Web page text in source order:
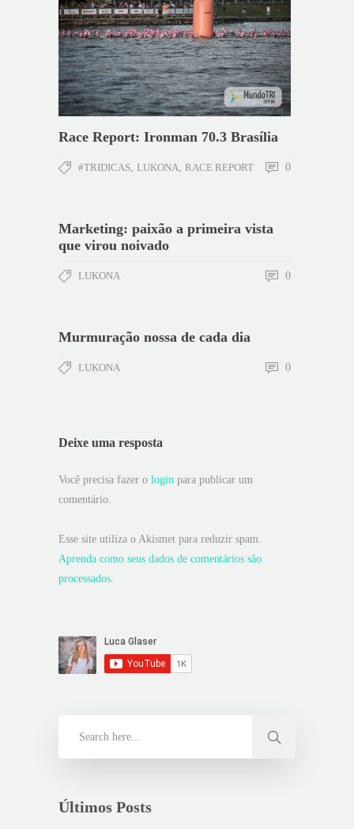
Race Report: Ironman 70.3 Brasília
#TRIDICAS, LUKONA, RACE REPORT 0
Marketing: paixão a primeira vista
que virou noivado
LUKONA 0
Murmuração nossa de cada dia
LUKONA 0
Deixe uma resposta
Você precisa fazer o login para publicar um
comentário.
Esse site utiliza o Akismet para reduzir spam.
Aprenda como seus dados de comentários são
processados.
Últimos Posts